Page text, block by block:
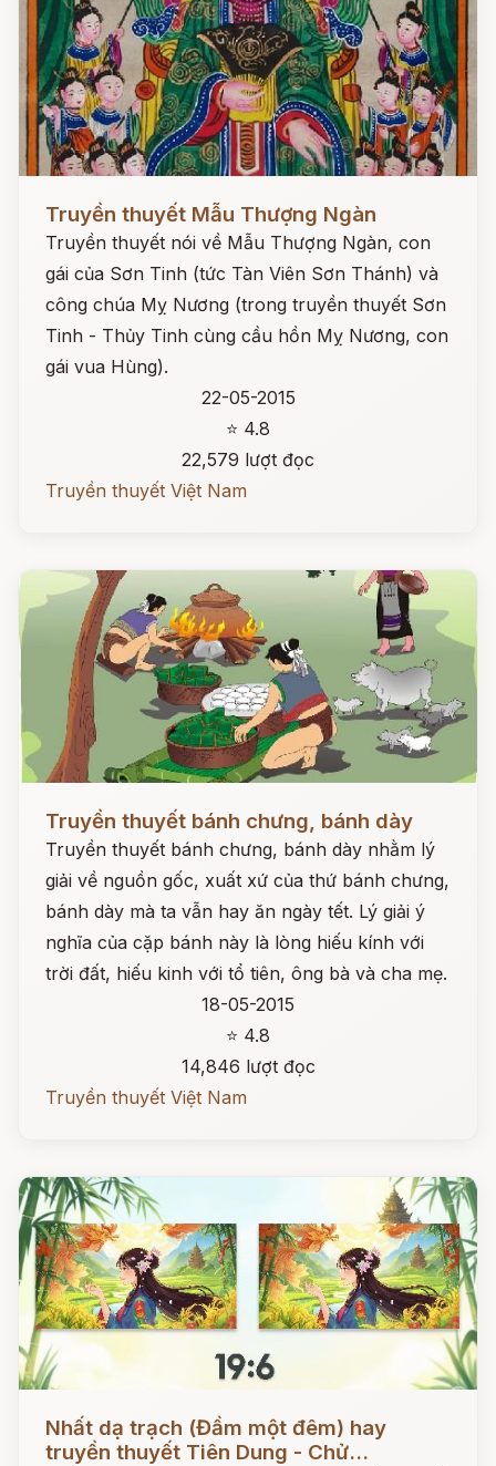
Đọc ngay
Truyền thuyết Mẫu Thượng Ngàn
Truyền thuyết nói về Mẫu Thượng Ngàn, con
gái của Sơn Tinh (tức Tàn Viên Sơn Thánh) và
công chúa Mỵ Nương (trong truyền thuyết Sơn
Tinh - Thủy Tinh cùng cầu hồn Mỵ Nương, con
gái vua Hùng).
22-05-2015
⭐ 4.8
22,579 lượt đọc
Truyền thuyết Việt Nam
Đọc ngay
Truyền thuyết bánh chưng, bánh dày
Truyền thuyết bánh chưng, bánh dày nhằm lý
giải về nguồn gốc, xuất xứ của thứ bánh chưng,
bánh dày mà ta vẫn hay ăn ngày tết. Lý giải ý
nghĩa của cặp bánh này là lòng hiếu kính với
trời đất, hiếu kinh với tổ tiên, ông bà và cha mẹ.
18-05-2015
⭐ 4.8
14,846 lượt đọc
Truyền thuyết Việt Nam
Đọc ngay
Nhất dạ trạch (Đầm một đêm) hay
truyền thuyết Tiên Dung - Chử...